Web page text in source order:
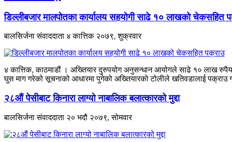
डिल्लीबजार मालपोतका कार्यालय सहयोगी साढे १० लाखको चेकसहित
बालसिर्जना संवाददाता ४ कात्तिक २०७९, शुक्रवार
४ कात्तिक, काठमाडौं । अख्तियार दुरुपयोग अनुसन्धान आयोगले साढे १० लाख
घुस माग गरेको सूचनाको आधारमा पुगेको अख्तियारको टोलीले खतिवडालाई पक्राउ
२८औं पेसीबाट किनारा लाग्यो नाबालिक बलात्कारको मुद्दा
बालसिर्जना संवाददाता २० भदौ २०७९, सोमवार